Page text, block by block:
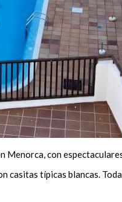
Menorca, con
casitas típicas blancas.